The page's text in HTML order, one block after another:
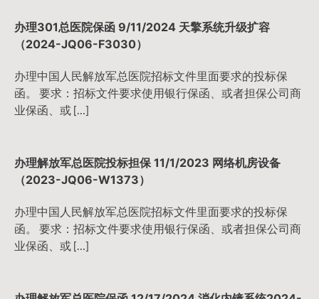
办理301总医院保函 9/11/2024 天擎系统升级扩容
（2024-JQ06-F3030）
办理中国人民解放军总医院招标文件里面要求的投标保
函。 要求：招标文件要求使用银行保函、或者担保公司商
业保函、或 […]
办理解放军总医院投标担保 11/1/2023 网络机房设备
（2023-JQ06-W1373）
办理中国人民解放军总医院招标文件里面要求的投标保
函。 要求：招标文件要求使用银行保函、或者担保公司商
业保函、或 […]